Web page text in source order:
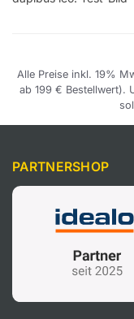
Alle Preise inkl. 19%
ab 199 € Bestellwert).
PARTNERSHOP